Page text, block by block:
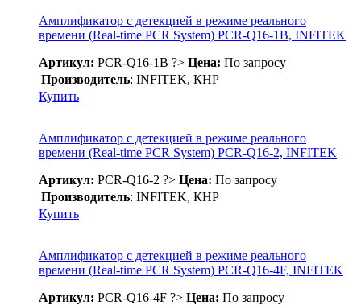
Амплификатор с детекцией в режиме реального
времени (Real-time PCR System) PCR-Q16-1B, INFITEK
Артикул: PCR-Q16-1B ?> Цена: По запросу
Производитель: INFITEK, КНР
Купить
Амплификатор с детекцией в режиме реального
времени (Real-time PCR System) PCR-Q16-2, INFITEK
Артикул: PCR-Q16-2 ?> Цена: По запросу
Производитель: INFITEK, КНР
Купить
Амплификатор с детекцией в режиме реального
времени (Real-time PCR System) PCR-Q16-4F, INFITEK
Артикул: PCR-Q16-4F ?> Цена: По запросу